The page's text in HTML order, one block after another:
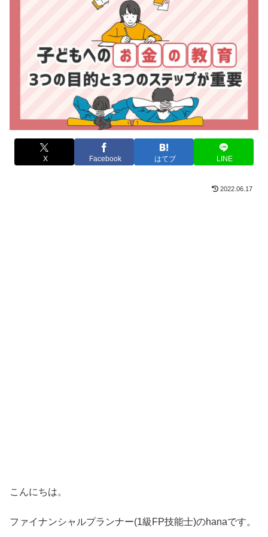
X Facebook はてブ LINE
2022.06.17
こんにちは。
ファイナンシャルプランナー(1級FP技能士)のhanaです。